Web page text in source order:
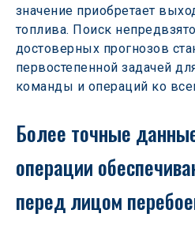
значение приобретает
топлива. Поиск
достоверных прогнозов
первостепенной задачей
команды и операций ко
Более точные
операции
перед лицом